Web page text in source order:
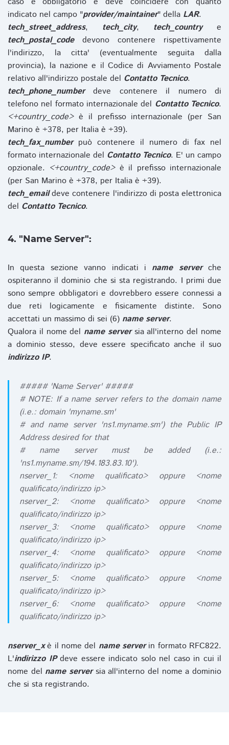
indicato nel campo "provider/maintainer" della LAR.
tech_street_address, tech_city, tech_countrye
tech_postal_codedevono contenere rispettivamente
l'indirizzo, la citta' (eventualmente seguita dalla
provincia), la nazione e il Codice di Avviamento Postale
relativo all'indirizzo postale del Contatto Tecnico.
tech_phone_numberdeve contenere il numero di
telefono nel formato internazionale del Contatto Tecnico.
<+country_code>è il prefisso internazionale (per San
Marino è +378, per Italia è +39).
tech_fax_numberpuò contenere il numero di fax nel
formato internazionale del Contatto Tecnico. E' un campo
opzionale. <+country_code>è il prefisso internazionale
(per San Marino è +378, per Italia è +39).
tech_emaildeve contenere l'indirizzo di posta elettronica
del Contatto Tecnico.
4. "Name Server":
In questa sezione vanno indicati i name serverche
ospiteranno il dominio che si sta registrando. I primi due
sono sempre obbligatori e dovrebbero essere connessi a
due reti logicamente e fisicamente distinte. Sono
accettati un massimo di sei (6) name server.
Qualora il nome del name serversia all'interno del nome
a dominio stesso, deve essere specificato anche il suo
indirizzo IP.
##### 'Name Server' #####
# NOTE: If a name server refers to the domain name
(i.e.: domain 'myname.sm'
# and name server 'ns1.myname.sm') the Public IP
Address desired for that
# name server must be added (i.e.:
'ns1.myname.sm/194.183.83.10').
nserver_1: <nome qualificato> oppure <nome
qualificato/indirizzo ip>
nserver_2: <nome qualificato> oppure <nome
qualificato/indirizzo ip>
nserver_3: <nome qualificato> oppure <nome
qualificato/indirizzo ip>
nserver_4: <nome qualificato> oppure <nome
qualificato/indirizzo ip>
nserver_5: <nome qualificato> oppure <nome
qualificato/indirizzo ip>
nserver_6: <nome qualificato> oppure <nome
qualificato/indirizzo ip>
nserver_xè il nome del name serverin formato RFC822.
L'indirizzo IPdeve essere indicato solo nel caso in cui il
nome del name serversia all'interno del nome a dominio
che si sta registrando.